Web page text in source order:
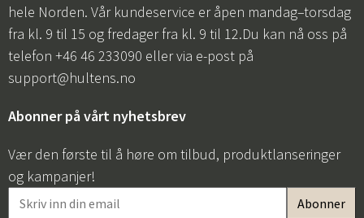
hele Norden. Vår kundeservice er åpen mandag–torsdag
fra kl. 9 til 15 og fredager fra kl. 9 til 12.Du kan nå oss på
telefon +46 46 233090 eller via e-post på
support@hultens.no
Abonner på vårt nyhetsbrev
Vær den første til å høre om tilbud, produktlanseringer
og kampanjer!